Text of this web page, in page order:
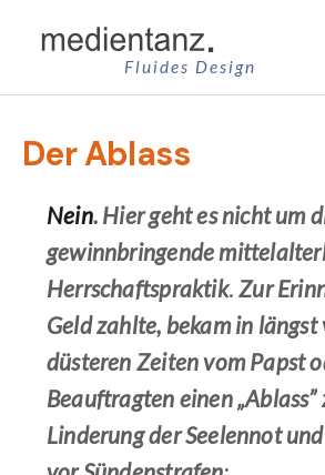
Inhalt
springen
Fluides Design
Der Ablass
Nein. Hier geht es nicht um
gewinnbringende
Herrschaftspraktik. Zur
Geld zahlte, bekam in längst
düsteren Zeiten vom Papst
Beauftragten einen „Ablass”
Linderung der Seelennot